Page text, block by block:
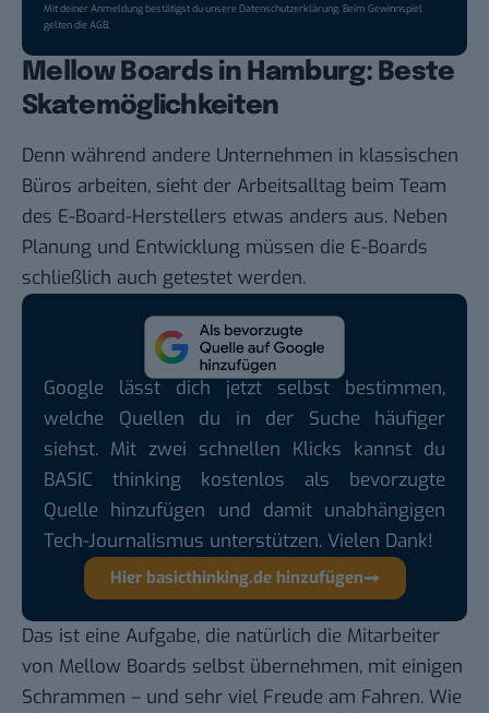
Mit deiner Anmeldung bestätigst du unsereDatenschutzerklärung. Beim Gewinnspiel
gelten dieAGB.
Mellow Boards in Hamburg: Beste
Skatemöglichkeiten
Denn während andere Unternehmen in klassischen
Büros arbeiten, sieht der Arbeitsalltag beim Team
des E-Board-Herstellers etwas anders aus. Neben
Planung und Entwicklung müssen die E-Boards
schließlich auch getestet werden.
Google lässt dich jetzt selbst bestimmen,
welche Quellen du in der Suche häufiger
siehst. Mit zwei schnellen Klicks kannst du
BASIC thinking kostenlos als bevorzugte
Quelle hinzufügen und damit unabhängigen
Tech-Journalismus unterstützen. Vielen Dank!
Hier basicthinking.de hinzufügen
Das ist eine Aufgabe, die natürlich die Mitarbeiter
von Mellow Boards selbst übernehmen, mit einigen
Schrammen – und sehr viel Freude am Fahren. Wie